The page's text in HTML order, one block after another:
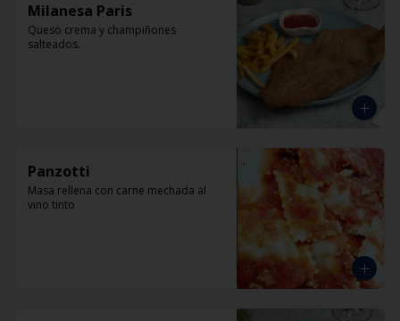
Milanesa Paris
Queso crema y champiñones
salteados.
Panzotti
Masa rellena con carne mechada al
vino tinto